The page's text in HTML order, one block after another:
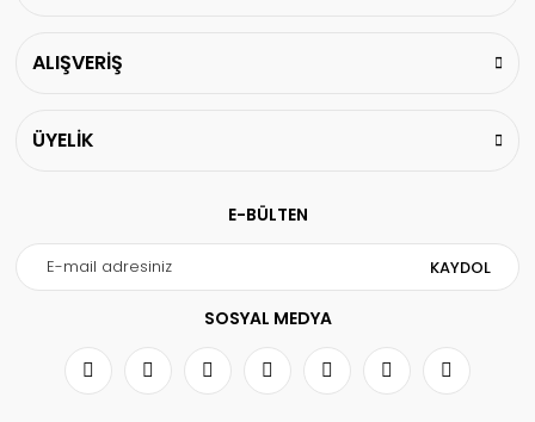
ALIŞVERİŞ
ÜYELİK
E-BÜLTEN
KAYDOL
SOSYAL MEDYA